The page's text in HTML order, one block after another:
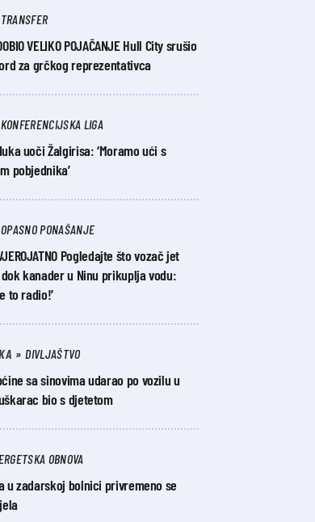
TRANSFER
VELIKO POJAČANJE Hull City srušio
za grčkog reprezentativca
KONFERENCIJSKA LIGA
uoči Žalgirisa: ‘Moramo ući s
pobjednika’
OPASNO PONAŠANJE
Pogledajte što vozač jet
kanader u Ninu prikuplja vodu:
to radio!’
DIVLJAŠTVO
sa sinovima udarao po vozilu u
bio s djetetom
OBNOVA
u zadarskoj bolnici privremeno se